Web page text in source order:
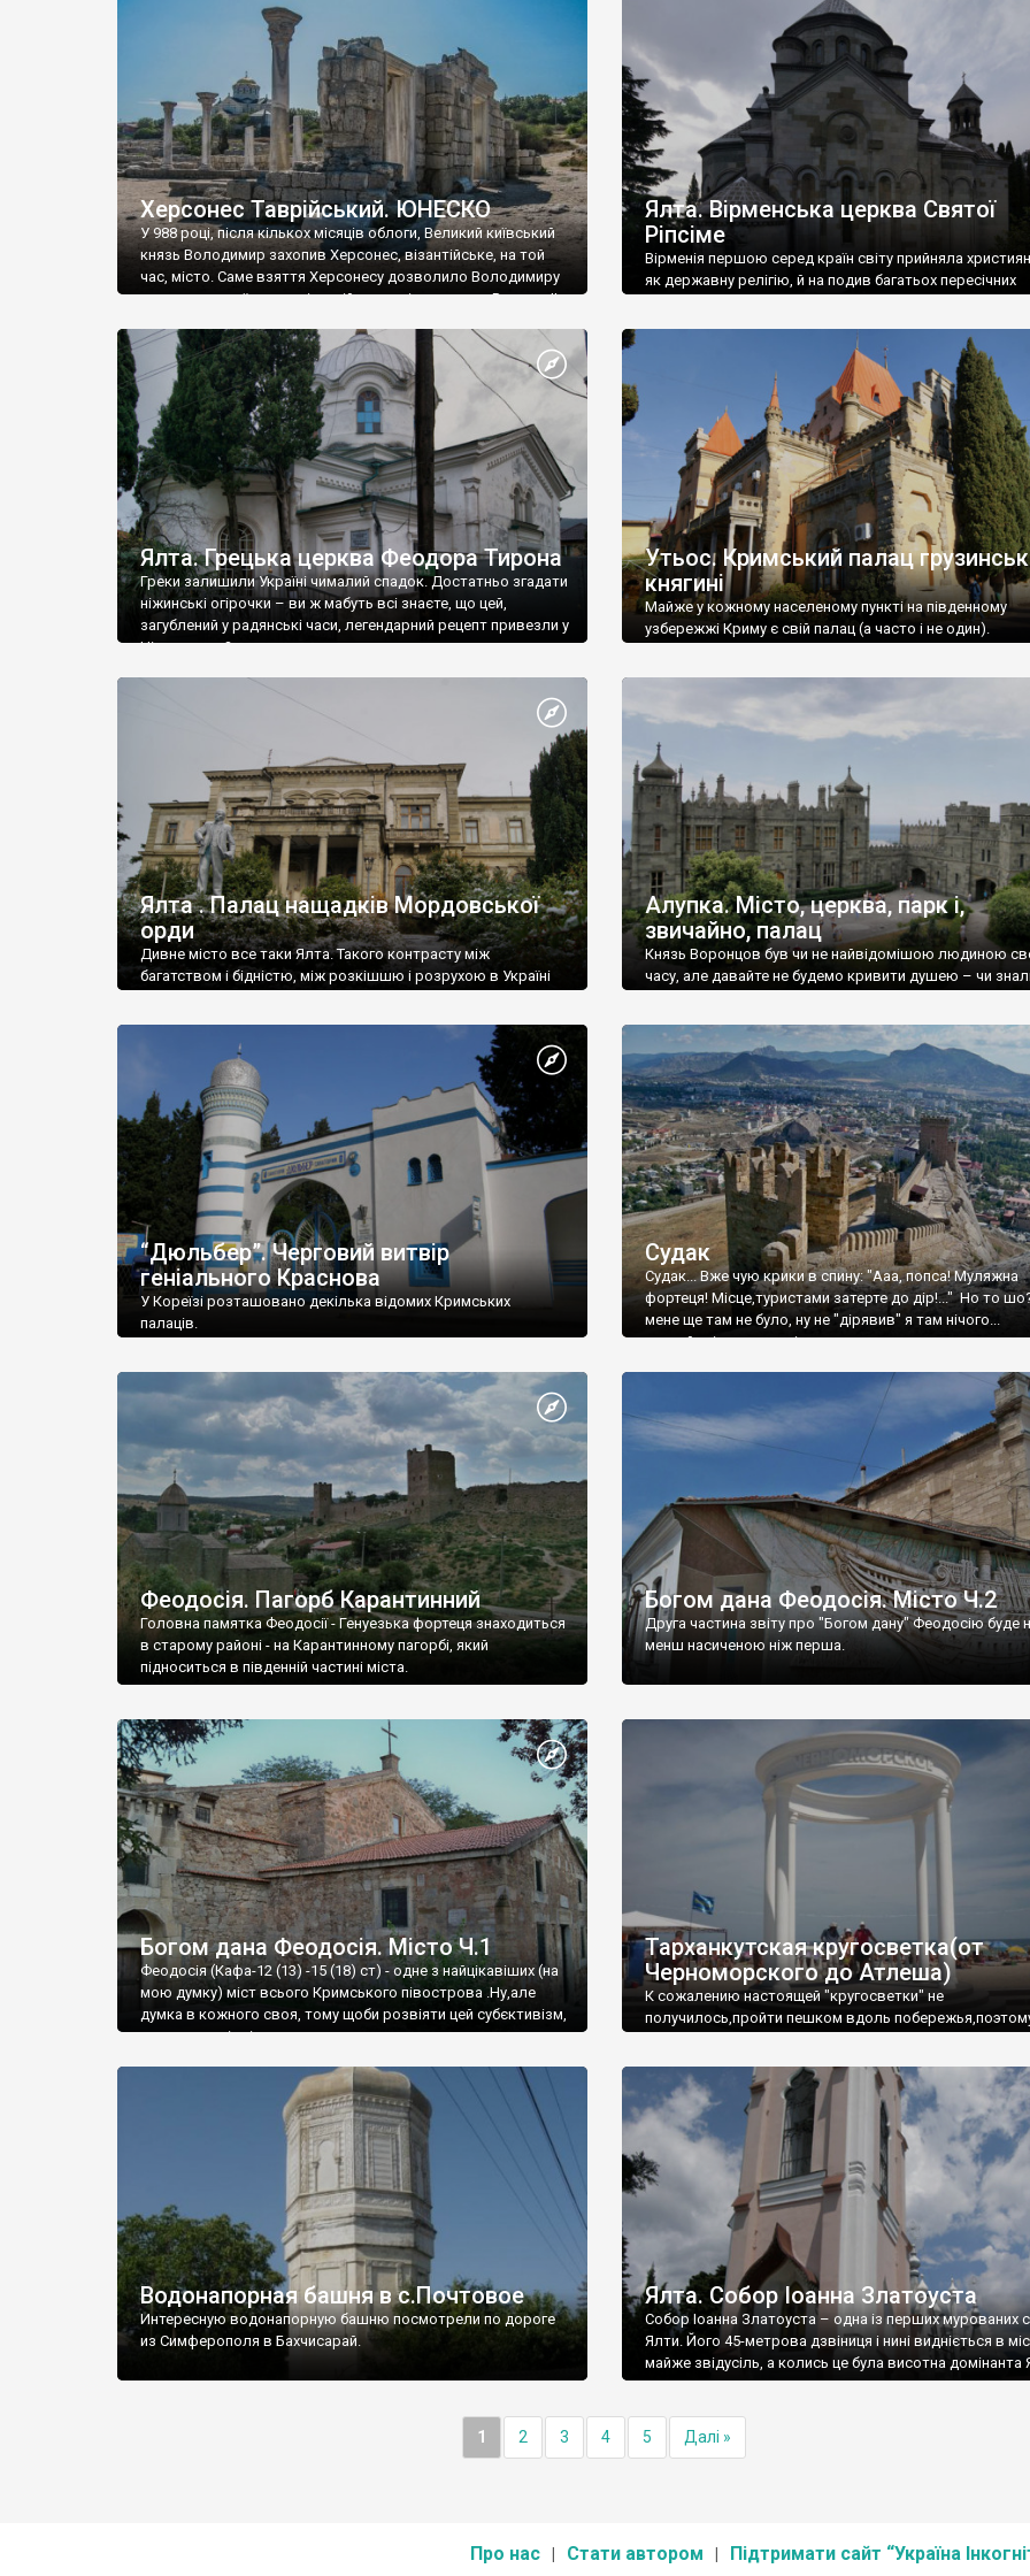
візантійської доби. Раритети викрадені з фондів об’єкту
культурної спадщини ЮНЕСКО «Херсонеса Таврійського».
Офіційно – на виставку «Золото Візантії», але експерти та
влада в Україні вважають це лише […]
називаються «повстяками» (postaki)…” “Вино. Крим
виробляє відмінне вино і його вдосталь: воно все
легке біле і дуже […]
Херсонес Таврійський. ЮНЕСКО
У 988 році, після кількох місяців облоги, Великий київський
князь Володимир захопив Херсонес, візантійське, на той
час, місто. Саме взяття Херсонесу дозволило Володимиру
диктувати свої умови візантійському імператору Василю ІІ,
Херсонесі Володимир-язичник, став Василем-
християнином. А потім було Хрещення Русі. На честь
Херсонесу Таврійського названо місто […]
Ялта. Вірменська церква Святої
Ріпсіме
Вірменія першою серед країн світу прийняла
як державну релігію, й на подив багатьох пересічних
Ялта. Грецька церква Феодора Тирона
Греки залишили Україні чималий спадок. Достатньо згадати
ніжинські огірочки – ви ж мабуть всі знаєте, що цей,
загублений у радянські часи, легендарний рецепт привезли у
Ніжин греки?
Утьос. Кримський палац
княгині
Майже у кожному населеному пункті на південному
узбережжі Криму є свій палац (а часто і не один).
Ялта . Палац нащадків Мордовської
орди
Дивне місто все таки Ялта. Такого контрасту між
багатством і бідністю, між розкішшю і розрухою в Україні
Алупка. Місто, церква, парк і,
звичайно, палац
Князь Воронцов був чи не найвідомішою людиною
часу, але давайте не будемо кривити душею – чи
“Дюльбер”. Черговий витвір
геніального Краснова
У Кореїзі розташовано декілька відомих Кримських
палаців.
Судак
Судак... Вже чую крики в спину: "Ааа, попса! Муляжна
фортеця! Місце,туристами затерте до дір!..." Но то
мене ще там не було, ну не "дірявив" я там нічого...
принаймні до цього літа.
Феодосія. Пагорб Карантинний
Головна памятка Феодосії - Генуезька фортеця знаходиться
в старому районі - на Карантинному пагорбі, який
підноситься в південній частині міста.
Богом дана Феодосія. Місто Ч.2
Друга частина звіту про "Богом дану" Феодосію буде
менш насиченою ніж перша.
Богом дана Феодосія. Місто Ч.1
Феодосія (Кафа-12 (13) -15 (18) ст) - одне з найцікавіших (на
мою думку) міст всього Кримського півострова .Ну,але
думка в кожного своя, тому щоби розвіяти цей субєктивізм,
запрошую відвідати це
Тарханкутская кругосветка(от
Черноморского до Атлеша)
К сожалению настоящей "кругосветки" не
получилось,пройти пешком вдоль
Водонапорная башня в с.Почтовое
Интересную водонапорную башню посмотрели по дороге
из Симферополя в Бахчисарай.
Ялта. Собор Іоанна Златоуста
Собор Іоанна Златоуста – одна із перших мурованих
Ялти. Його 45-метрова дзвіниця і нині видніється в
майже звідусіль, а колись це була висотна домінанта
1 2 3 4 5 Далі »
Про нас Стати автором Підтримати сайт “Україна